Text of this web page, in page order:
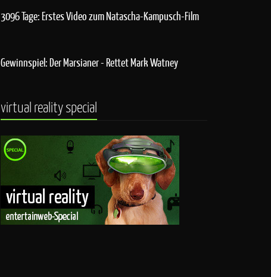
3096 Tage: Erstes Video zum Natascha-Kampusch-Film
Gewinnspiel: Der Marsianer - Rettet Mark Watney
virtual reality special